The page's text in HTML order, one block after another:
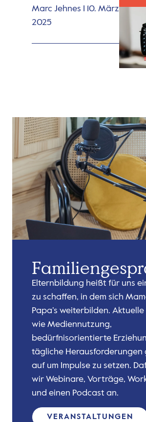
Marc Jehnes
10. März
2025
Elternbildung heißt für uns
zu schaffen, in dem sich
Papa’s weiterbilden. Aktuelle
wie Mediennutzung,
bedürfnisorientierte
tägliche Herausforderungen
auf um Impulse zu setzen.
wir Webinare, Vorträge,
und einen Podcast an.
VERANSTALTUNGEN